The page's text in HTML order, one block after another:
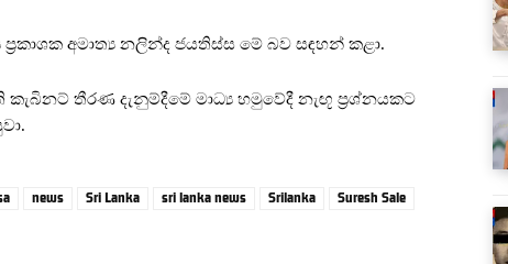
ප්‍රකාශක අමාත්‍ය නලින්ද ජයතිස්ස මේ බව සඳහන් කළා.
කැබිනට් තීරණ දැනුම්දීමේ මාධ්‍ය හමුවේදී නැඟූ ප්‍රශ්නයකට
news Sri Lanka sri lanka news Srilanka Suresh Sale